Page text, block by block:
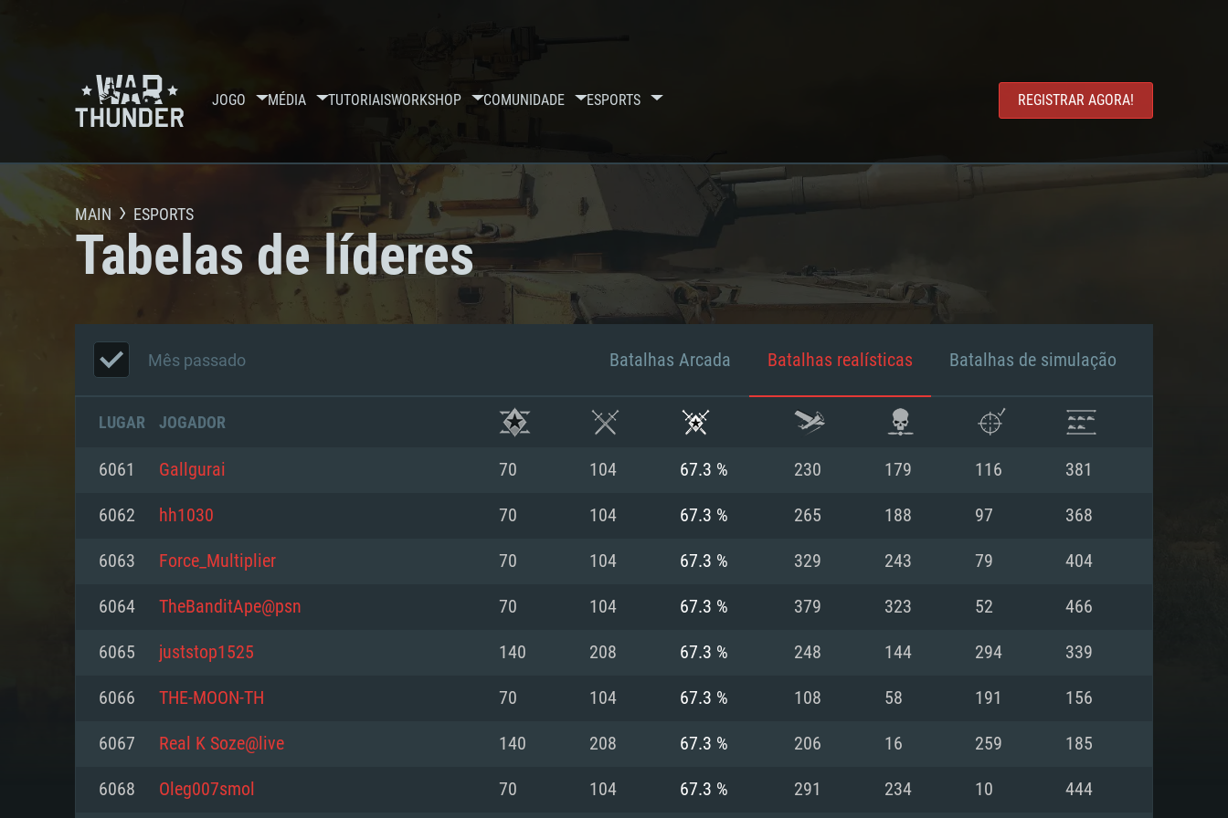
JOGO MÉDIA TUTORIAISWORKSHOP COMUNIDADE ESPORTS REGISTRAR AGORA!
REQUERIMENTOS DE SISTEMA
MAIN ESPORTS
Tabelas de líderes
Mês passado Batalhas Arcada Batalhas realísticas Batalhas de simulação
LUGAR JOGADOR
6061 Gallgurai 70 104 67.3 % 230 179 116 381
6062 hh1030 70 104 67.3 % 265 188 97 368
6063 Force_Multiplier 70 104 67.3 % 329 243 79 404
6064 TheBanditApe@psn 70 104 67.3 % 379 323 52 466
6065 juststop1525 140 208 67.3 % 248 144 294 339
6066 THE-MOON-TH 70 104 67.3 % 108 58 191 156
6067 Real K Soze@live 140 208 67.3 % 206 16 259 185
6068 Oleg007smol 70 104 67.3 % 291 234 10 444